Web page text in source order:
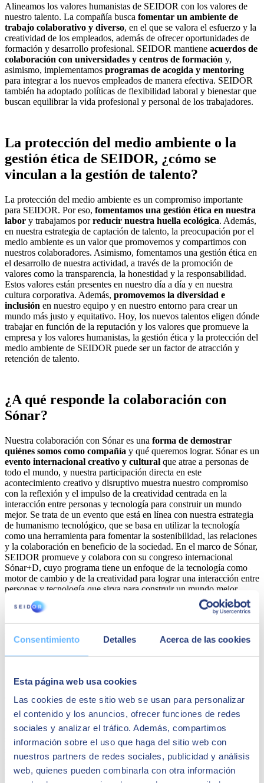
Consentimiento Detalles Acerca de las cookies
Esta página web usa cookies
Las cookies de este sitio web se usan para personalizar
el contenido y los anuncios, ofrecer funciones de redes
sociales y analizar el tráfico. Además, compartimos
información sobre el uso que haga del sitio web con
nuestros partners de redes sociales, publicidad y análisis
web, quienes pueden combinarla con otra información
Alineamos los valores humanistas de SEIDOR con los valores de
nuestro talento. La compañía busca fomentar un ambiente de
trabajo colaborativo y diverso, en el que se valora el esfuerzo y la
creatividad de los empleados, además de ofrecer oportunidades de
formación y desarrollo profesional. SEIDOR mantiene acuerdos de
colaboración con universidades y centros de formación y,
asimismo, implementamos programas de acogida y mentoring
para integrar a los nuevos empleados de manera efectiva. SEIDOR
también ha adoptado políticas de flexibilidad laboral y bienestar que
buscan equilibrar la vida profesional y personal de los trabajadores.
La protección del medio ambiente o la
gestión ética de SEIDOR, ¿cómo se
vinculan a la gestión de talento?
La protección del medio ambiente es un compromiso importante
para SEIDOR. Por eso, fomentamos una gestión ética en nuestra
labor y trabajamos porreducir nuestra huella ecológica. Además,
en nuestra estrategia de captación de talento, la preocupación por el
medio ambiente es un valor que promovemos y compartimos con
nuestros colaboradores. Asimismo, fomentamos una gestión ética en
el desarrollo de nuestra actividad, a través de la promoción de
valores como la transparencia, la honestidad y la responsabilidad.
Estos valores están presentes en nuestro día a día y en nuestra
cultura corporativa. Además, promovemos la diversidad e
inclusión en nuestro equipo y en nuestro entorno para crear un
mundo más justo y equitativo. Hoy, los nuevos talentos eligen dónde
trabajar en función de la reputación y los valores que promueve la
empresa y los valores humanistas, la gestión ética y la protección del
medio ambiente de SEIDOR puede ser un factor de atracción y
retención de talento.
¿A qué responde la colaboración con
Sónar?
Nuestra colaboración con Sónar es una forma de demostrar
quiénes somos como compañía y qué queremos lograr. Sónar es un
evento internacional creativo y cultural que atrae a personas de
todo el mundo, y nuestra participación directa en este
acontecimiento creativo y disruptivo muestra nuestro compromiso
con la reflexión y el impulso de la creatividad centrada en la
interacción entre personas y tecnología para construir un mundo
mejor. Se trata de un evento que está en línea con nuestra estrategia
de humanismo tecnológico, que se basa en utilizar la tecnología
como una herramienta para fomentar la sostenibilidad, las relaciones
y la colaboración en beneficio de la sociedad. En el marco de Sónar,
SEIDOR promueve y colabora con su congreso internacional
Sónar+D, cuyo programa tiene un enfoque de la tecnología como
motor de cambio y de la creatividad para lograr una interacción entre
personas y tecnología que sirva para construir un mundo mejor.
SEIDOR ha invitado a Kate Darling,
experta en ética robótica. ¿Porqué?
Invitar aKate Darlinga Barcelona, en el marco del Sónar+D,
congreso que se autocalifica de “antidisciplinar” por su abordaje de
propuestas transversales sin apriorismos, es una iniciativa alineada
con nuestro enfoque de humanismo tecnológico. Laética robótica
es una cuestión crítica en el desarrollo de soluciones tecnológicas y
se trata de una problemática relevante para SEIDOR. En este
sentido, hay que señalar que Kate Darling es una experta en ética
robótica que nos brinda la oportunidad de enriquecer el debate y
reflexionar sobre los desafíos del desarrollo de tecnologías como la